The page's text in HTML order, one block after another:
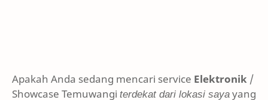
Apakah Anda sedang mencari service Elektronik /
Showcase Temuwangi terdekat dari lokasi sayayang